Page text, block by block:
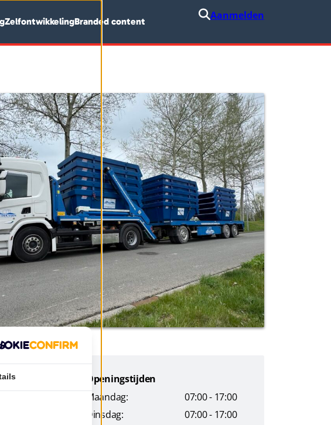
ZelfontwikkelingBranded content Aanmelden
Het
in
Openingstijden
Maandag:
07:00 - 17:00
Dinsdag:
07:00 - 17:00